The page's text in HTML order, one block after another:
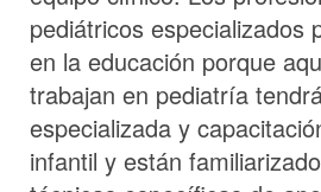
pediátricos especializados
en la educación porque
trabajan en pediatría
especializada y
infantil y están